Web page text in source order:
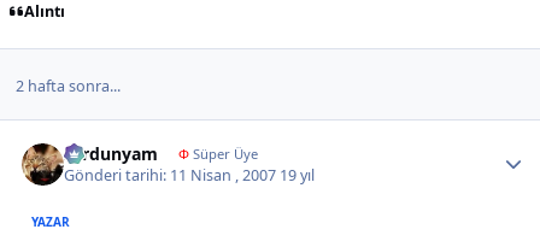
Alıntı
2 hafta sonra...
sardunyam ΦSüper Üye
Gönderi tarihi: 11 Nisan , 2007 19 yıl
YAZAR